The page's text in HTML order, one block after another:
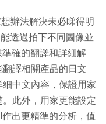
辦法解決未必睇得明
透過拍下不同圖像並
確的翻譯和詳細解
譯相關產品的日文
中文內容，保證用家
此外，用家更能設定
出更精準的分析，值